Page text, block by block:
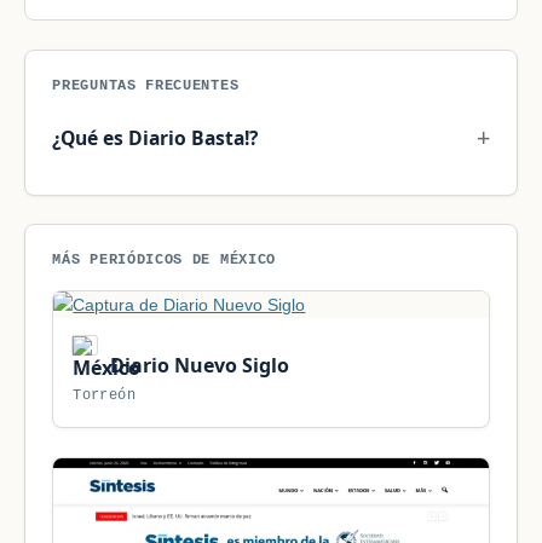
PREGUNTAS FRECUENTES
¿Qué es Diario Basta!?
MÁS PERIÓDICOS DE MÉXICO
Diario Nuevo Siglo
Torreón